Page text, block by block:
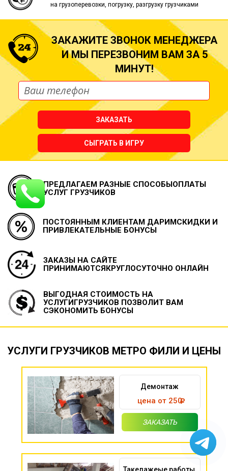
на грузоперевозки, погрузку, разгрузку грузчиками
ЗАКАЖИТЕ ЗВОНОК МЕНЕДЖЕРА
И МЫ ПЕРЕЗВОНИМ ВАМ ЗА 5
МИНУТ!
ЗАКАЗАТЬ
СЫГРАТЬ В ИГРУ
ПРЕДЛАГАЕМ РАЗНЫЕ СПОСОБЫОПЛАТЫ
УСЛУГ ГРУЗЧИКОВ
ПОСТОЯННЫМ КЛИЕНТАМ ДАРИМСКИДКИ И
ПРИВЛЕКАТЕЛЬНЫЕ БОНУСЫ
ЗАКАЗЫ НА САЙТЕ
ПРИНИМАЮТСЯКРУГЛОСУТОЧНО ОНЛАЙН
ВЫГОДНАЯ СТОИМОСТЬ НА
УСЛУГИГРУЗЧИКОВ ПОЗВОЛИТ ВАМ
СЭКОНОМИТЬ БОНУСЫ
УСЛУГИ ГРУЗЧИКОВ МЕТРО ФИЛИ И ЦЕНЫ
Демонтаж
цена от 250
ЗАКАЗАТЬ
Такелажеые работы,